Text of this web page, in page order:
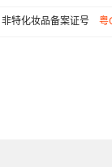
非特化妆品备案证号 粤